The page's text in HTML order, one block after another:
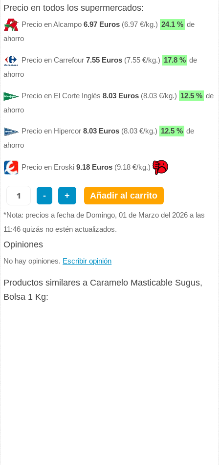
Precio en todos los supermercados:
Precio en Alcampo6.97 Euros (6.97 €/kg.) 24.1 % de
ahorro
Precio en Carrefour7.55 Euros (7.55 €/kg.) 17.8 % de
ahorro
Precio en El Corte Inglés8.03 Euros (8.03 €/kg.) 12.5 % de
ahorro
Precio en Hipercor8.03 Euros (8.03 €/kg.) 12.5 % de
ahorro
Precio en Eroski9.18 Euros (9.18 €/kg.)
- + Añadir al carrito
*Nota: precios a fecha de Domingo, 01 de Marzo del 2026 a las
11:46 quizás no estén actualizados.
Opiniones
No hay opiniones. Escribir opinión
Productos similares a Caramelo Masticable Sugus,
Bolsa 1 Kg: